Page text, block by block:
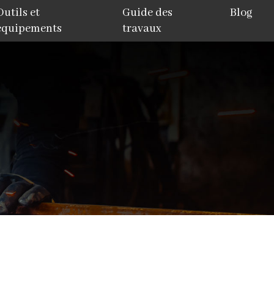
et
Guide des
travaux
Blog